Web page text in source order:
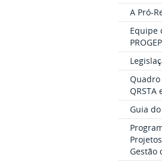
A Pró-
Equipe
PROGEP
Quadro
QRSTA
Guia
Gestão